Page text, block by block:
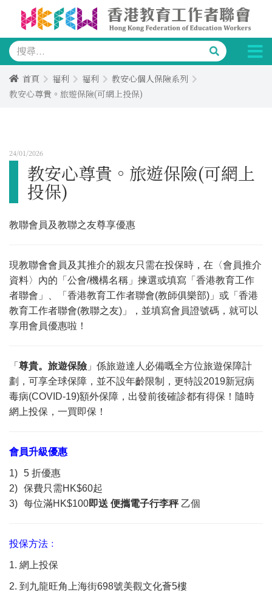
首頁 福利 福利
教安心個人保險系列
教安心尊貴。旅遊保險(可網上投保)
24/01/2026
教安心尊貴。旅遊保險(可網上
投保)
教聯會員及教聯之友尊享優惠
現教聯會會員及其推介的親友只需在投保時，在〈會員推介
資料〉內的「公會/機構名稱」揀選或填寫「香港教育工作
者聯會」、「香港教育工作者聯會(教師俱樂部)」或「香港
教育工作者聯會(教聯之友)」，並填寫會員證號碼，就可以
享用會員優惠啦！
「 尊貴。旅遊保險 」係旅遊達人必備嘅全方位旅遊保障計
劃，可享全球保障，並不設年齡限制，更特設2019新冠病
毒病(COVID-19)額外保障，出發前後確診都有得保！隨時
網上投保，一買即保！
會員升級優惠
1) 5 折優惠
2) 保費只需HK$60起
3) 每位滿HK$100即送 便攜電子行李秤 乙個
投保方法﹕
1. 網上投保
2. 到九龍旺角上海街698號美觀文化薈5樓